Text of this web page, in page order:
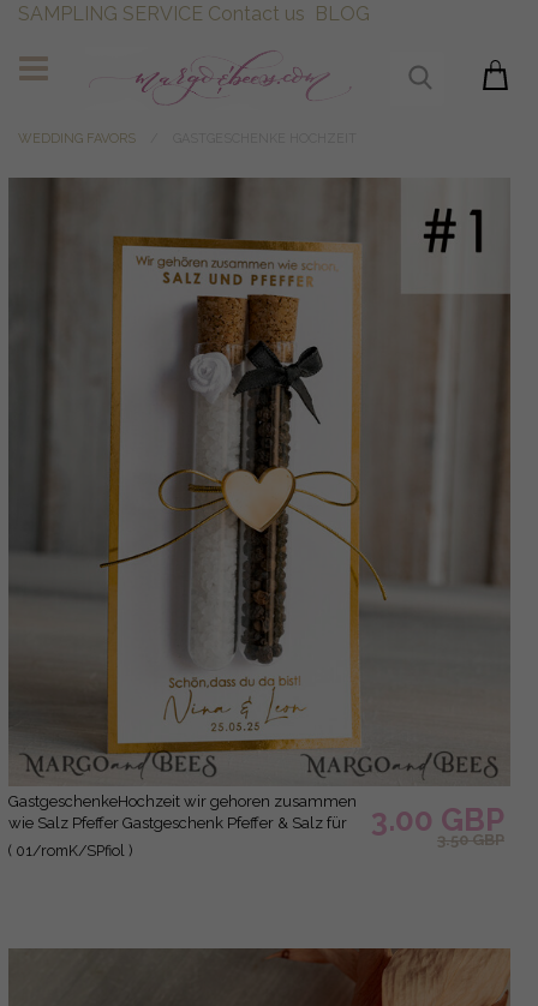
SAMPLING SERVICE Contact us BLOG
WEDDING FAVORS
GastgeschenkeHochzeit wir gehoren zusammen
wie Salz Pfeffer Gastgeschenk Pfeffer & Salz für
Eure Hochzeitsgäste , Gastgeschenk Hochzeit
( 01/romK/SPfiol )
3.00 GBP
3.50 GBP